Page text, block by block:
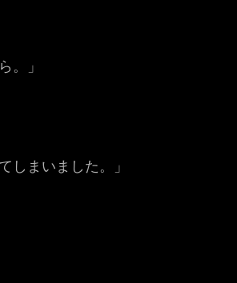
。」
しまいました。」